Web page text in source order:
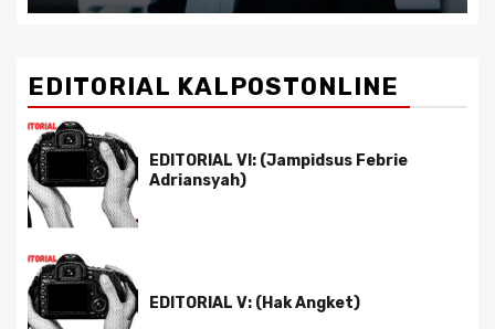
EDITORIAL KALPOSTONLINE
EDITORIAL VI: (Jampidsus Febrie
Adriansyah)
EDITORIAL V: (Hak Angket)